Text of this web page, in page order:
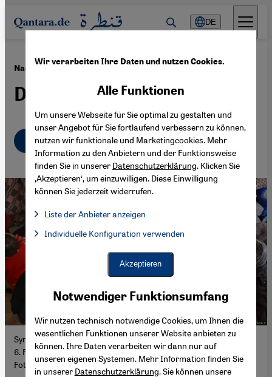
Direkt zum Inhalt springen
DE
Nach dem Erdbeben in Nordsyrien ·14.03.2023
Die große Last der Frauen
Deutsch English عربي
Syrische Frauen kauern sich nach dem schweren Erdbeben vom
6. Februar in einer Notunterkunft in Idlib zum Gebet zusammen;
Foto: Abdulaziz Ketaz/AFP
Wir verarbeiten Ihre Daten und nutzen Cookies.
Notwendiger Funktionsumfang
Wir nutzen technisch notwendige Cookies, um Ihnen die
wesentlichen Funktionen unserer Website anbieten zu
können. Ihre Daten verarbeiten wir dann nur auf
unseren eigenen Systemen. Mehr Information finden Sie
in unserer Datenschutzerklärung. Sie können unsere
Alle Funktionen
Um unsere Webseite für Sie optimal zu gestalten und
unser Angebot für Sie fortlaufend verbessern zu können,
nutzen wir funktionale und Marketingcookies. Mehr
Information zu den Anbietern und der Funktionsweise
finden Sie in unserer Datenschutzerklärung. Klicken Sie
‚Akzeptieren‘, um einzuwilligen. Diese Einwilligung
können Sie jederzeit widerrufen.
Liste der Anbieter anzeigen
Facebook Embed / Facebook Connect, Google Maps Embed,
Facebook Embed / Facebook Connect
Google Maps Embed
Individuelle Konfiguration verwenden
Akzeptieren